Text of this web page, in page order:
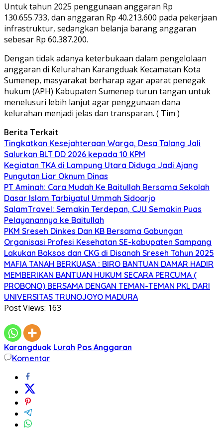
Untuk tahun 2025 penggunaan anggaran Rp
130.655.733, dan anggaran Rp 40.213.600 pada pekerjaan
infrastruktur, sedangkan belanja barang anggaran
sebesar Rp 60.387.200.
Dengan tidak adanya keterbukaan dalam pengelolaan
anggaran di Kelurahan Karangduak Kecamatan Kota
Sumenep, masyarakat berharap agar aparat penegak
hukum (APH) Kabupaten Sumenep turun tangan untuk
menelusuri lebih lanjut agar penggunaan dana
kelurahan menjadi jelas dan transparan. ( Tim )
Berita Terkait
Tingkatkan Kesejahteraan Warga, Desa Talang Jali
Salurkan BLT DD 2026 kepada 10 KPM
Kegiatan TKA di Lampung Utara Diduga Jadi Ajang
Pungutan Liar Oknum Dinas
PT Aminah: Cara Mudah Ke Baitullah Bersama Sekolah
Dasar Islam Tarbiyatul Ummah Sidoarjo
SalamTravel: Semakin Terdepan, CJU Semakin Puas
Pelayanannya ke Baitullah
PKM Sreseh Dinkes Dan KB Bersama Gabungan
Organisasi Profesi Kesehatan SE-kabupaten Sampang
Lakukan Baksos dan CKG di Disanah Sreseh Tahun 2025
MAFIA TANAH BERKUASA : BIRO BANTUAN DAMAR HADIR
MEMBERIKAN BANTUAN HUKUM SECARA PERCUMA (
PROBONO) BERSAMA DENGAN TEMAN-TEMAN PKL DARI
UNIVERSITAS TRUNOJOYO MADURA
Post Views: 163
Karangduak Lurah Pos Anggaran
Komentar